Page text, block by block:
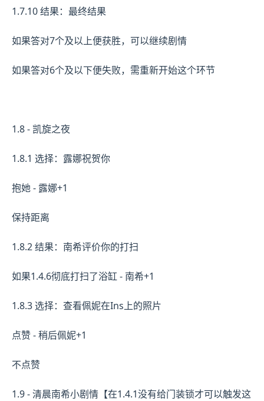
1.7.10 结果：最终结果
如果答对7个及以上便获胜，可以继续剧情
如果答对6个及以下便失败，需重新开始这个环节
1.8 - 凯旋之夜
1.8.1 选择：露娜祝贺你
抱她 - 露娜+1
保持距离
1.8.2 结果：南希评价你的打扫
如果1.4.6彻底打扫了浴缸 - 南希+1
1.8.3 选择：查看佩妮在Ins上的照片
点赞 - 稍后佩妮+1
不点赞
1.9 - 清晨南希小剧情【在1.4.1没有给门装锁才可以触发这